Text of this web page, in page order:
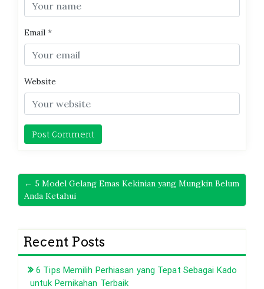
Email *
Website
← 5 Model Gelang Emas Kekinian yang Mungkin Belum
Anda Ketahui
Recent Posts
6 Tips Memilih Perhiasan yang Tepat Sebagai Kado
untuk Pernikahan Terbaik